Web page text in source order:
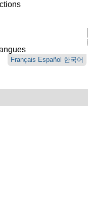
Français Español 한국어